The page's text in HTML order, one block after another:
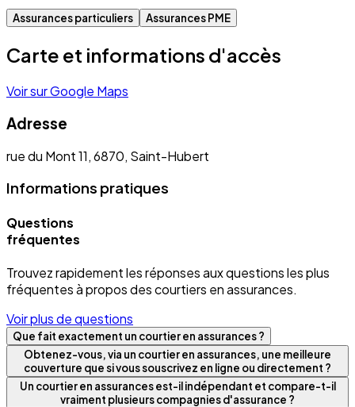
Assurances particuliers Assurances PME
Carte et informations d'accès
Voir sur Google Maps
Adresse
rue du Mont 11, 6870, Saint-Hubert
Informations pratiques
Questions
fréquentes
Trouvez rapidement les réponses aux questions les plus
fréquentes à propos des courtiers en assurances.
Voir plus de questions
Que fait exactement un courtier en assurances ?
Obtenez-vous, via un courtier en assurances, une meilleure
couverture que si vous souscrivez en ligne ou directement ?
Un courtier en assurances est-il indépendant et compare-t-il
vraiment plusieurs compagnies d'assurance ?